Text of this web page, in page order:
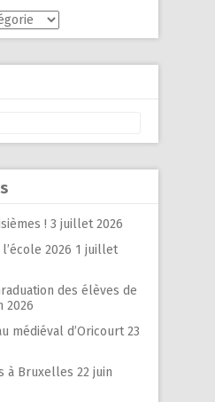
! 3 juillet 2026
2026 1 juillet
des élèves de
2026
médiéval d’Oricourt 23
à Bruxelles 22 juin